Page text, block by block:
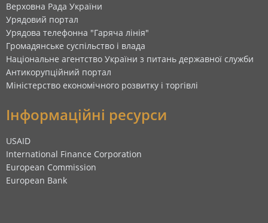
Верховна Рада України
Урядовий портал
Урядова телефонна "Гаряча лінія"
Громадянське суспільство і влада
Національне агентство України з питань державної служби
Антикорупційний портал
Міністерство економічного розвитку і торгівлі
Інформаційні ресурси
USAID
International Finance Corporation
European Commission
European Bank